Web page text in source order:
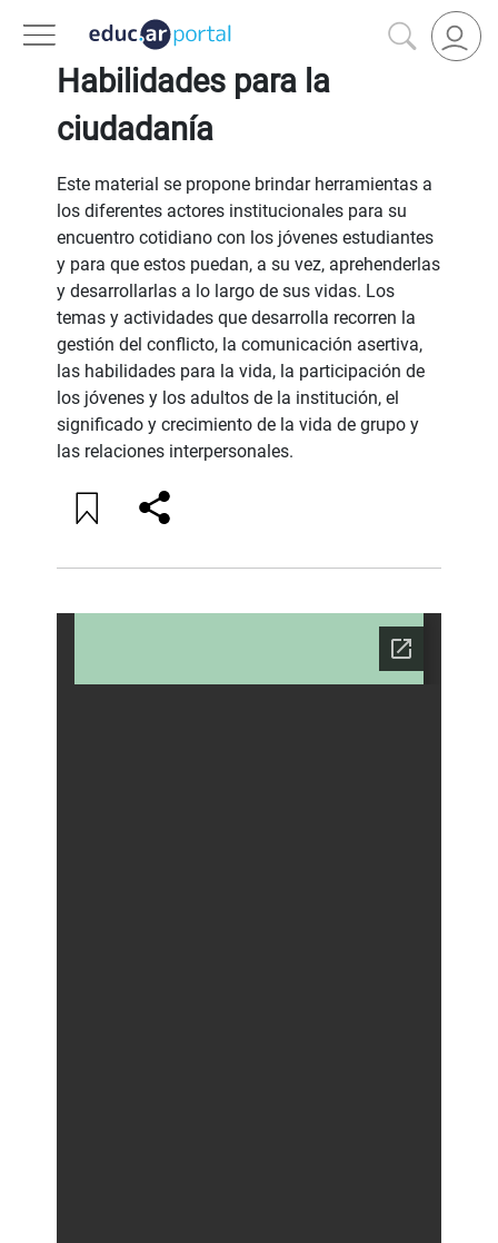
VOLVER A FILTROS
Habilidades para la
ciudadanía
Este material se propone brindar herramientas a
los diferentes actores institucionales para su
encuentro cotidiano con los jóvenes estudiantes
y para que estos puedan, a su vez, aprehenderlas
y desarrollarlas a lo largo de sus vidas. Los
temas y actividades que desarrolla recorren la
gestión del conflicto, la comunicación asertiva,
las habilidades para la vida, la participación de
los jóvenes y los adultos de la institución, el
significado y crecimiento de la vida de grupo y
las relaciones interpersonales.